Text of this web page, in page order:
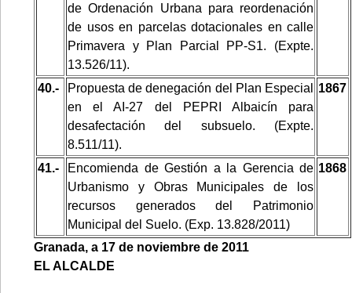
de Ordenación Urbana para reordenación
de usos en parcelas dotacionales en calle
Primavera y Plan Parcial PP-S1. (Expte.
13.526/11).
40.-
Propuesta de denegación del Plan Especial
en el AI-27 del PEPRI Albaicín para
desafectación del subsuelo. (Expte.
8.511/11).
1867
41.-
Encomienda de Gestión a la Gerencia de
Urbanismo y Obras Municipales de los
recursos generados del Patrimonio
Municipal del Suelo. (Exp. 13.828/2011)
1868
Granada, a 17 de noviembre de 2011
EL ALCALDE